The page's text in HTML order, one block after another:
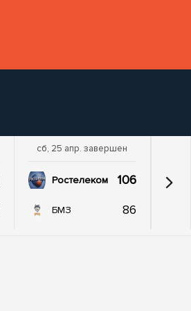
сб, 25 апр. завершен
Ростелеком 106
БМЗ 86